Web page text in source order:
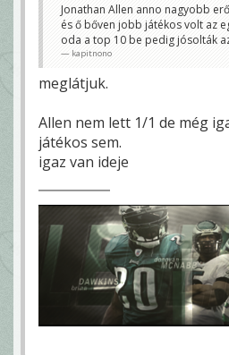
Jonathan Allen anno nagyobb
és ő bőven jobb játékos volt az
oda a top 10 be pedig jósolták
kapitnono
meglátjuk.
Allen nem lett 1/1 de még
játékos sem.
igaz van ideje